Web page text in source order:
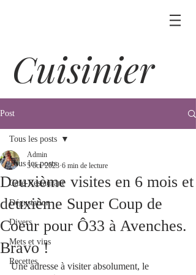
Cuisinier
Post
Tous les posts
Café-Restaurant
Dégustation
Divers
Mets et vins
Recettes
Tous les posts
Deuxième visites en 6 mois et
deuxième Super Coup de
Coeur pour Ô33 à Avenches.
Bravo !
Admin
5 oct. 2023 6 min de lecture
Une adresse à visiter absolument, le